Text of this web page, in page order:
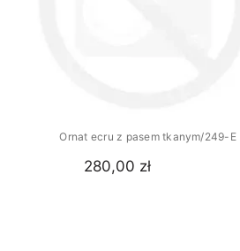
Ornat ecru z pasem tkanym/249-E
280,00 zł